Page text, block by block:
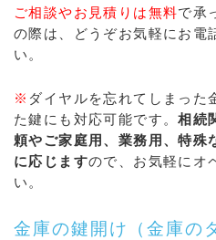
ご相談やお見積りは無料で承
の際は、どうぞお気軽にお電
い。
※ ダイヤルを忘れてしまった
た鍵にも対応可能です。相続
頼やご家庭用、業務用、特殊
に応じますので、お気軽にオ
い。
金庫の鍵開け（金庫の